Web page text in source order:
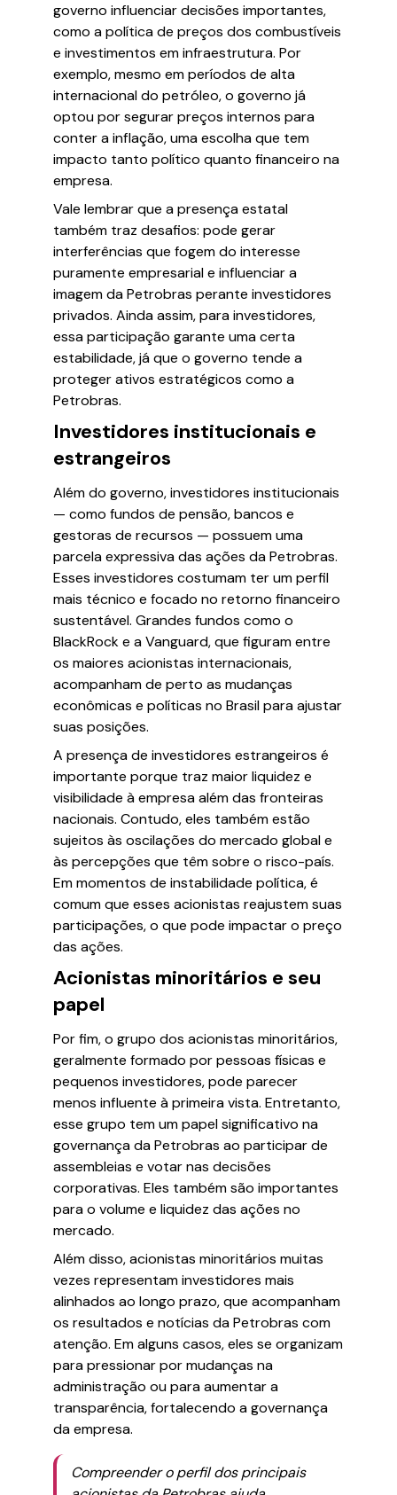
governo influenciar decisões importantes,
como a política de preços dos combustíveis
e investimentos em infraestrutura. Por
exemplo, mesmo em períodos de alta
internacional do petróleo, o governo já
optou por segurar preços internos para
conter a inflação, uma escolha que tem
impacto tanto político quanto financeiro na
empresa.
Vale lembrar que a presença estatal
também traz desafios: pode gerar
interferências que fogem do interesse
puramente empresarial e influenciar a
imagem da Petrobras perante investidores
privados. Ainda assim, para investidores,
essa participação garante uma certa
estabilidade, já que o governo tende a
proteger ativos estratégicos como a
Petrobras.
Investidores institucionais e
estrangeiros
Além do governo, investidores institucionais
— como fundos de pensão, bancos e
gestoras de recursos — possuem uma
parcela expressiva das ações da Petrobras.
Esses investidores costumam ter um perfil
mais técnico e focado no retorno financeiro
sustentável. Grandes fundos como o
BlackRock e a Vanguard, que figuram entre
os maiores acionistas internacionais,
acompanham de perto as mudanças
econômicas e políticas no Brasil para ajustar
suas posições.
A presença de investidores estrangeiros é
importante porque traz maior liquidez e
visibilidade à empresa além das fronteiras
nacionais. Contudo, eles também estão
sujeitos às oscilações do mercado global e
às percepções que têm sobre o risco-país.
Em momentos de instabilidade política, é
comum que esses acionistas reajustem suas
participações, o que pode impactar o preço
das ações.
Acionistas minoritários e seu
papel
Por fim, o grupo dos acionistas minoritários,
geralmente formado por pessoas físicas e
pequenos investidores, pode parecer
menos influente à primeira vista. Entretanto,
esse grupo tem um papel significativo na
governança da Petrobras ao participar de
assembleias e votar nas decisões
corporativas. Eles também são importantes
para o volume e liquidez das ações no
mercado.
Além disso, acionistas minoritários muitas
vezes representam investidores mais
alinhados ao longo prazo, que acompanham
os resultados e notícias da Petrobras com
atenção. Em alguns casos, eles se organizam
para pressionar por mudanças na
administração ou para aumentar a
transparência, fortalecendo a governança
da empresa.
Compreender o perfil dos principais